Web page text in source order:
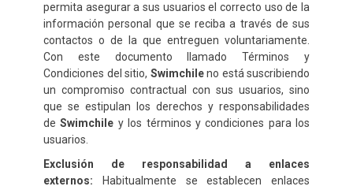
permita asegurar a sus usuarios el correcto uso de la
información personal que se reciba a través de sus
contactos o de la que entreguen voluntariamente.
Con este documento llamado Términos y
Condiciones del sitio, Swimchileno está suscribiendo
un compromiso contractual con sus usuarios, sino
que se estipulan los derechos y responsabilidades
deSwimchile y los términos y condiciones para los
usuarios.
Exclusión de responsabilidad a enlaces
externos:
Habitualmente se establecen enlaces